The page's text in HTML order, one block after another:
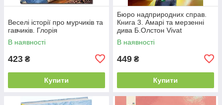
Веселі історії про мурчиків та
гавчиків. Глорія
В наявності
423 ₴
Купити
Бюро надприродних справ.
Книга 3. Амарі та мерзенні
дива Б.Олстон Vivat
В наявності
449 ₴
Купити